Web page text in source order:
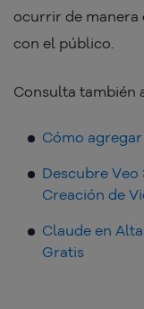
ocurrir de manera
con el público.
Consulta también
Cómo
Descubre Veo
Creación de
Claude en
Gratis